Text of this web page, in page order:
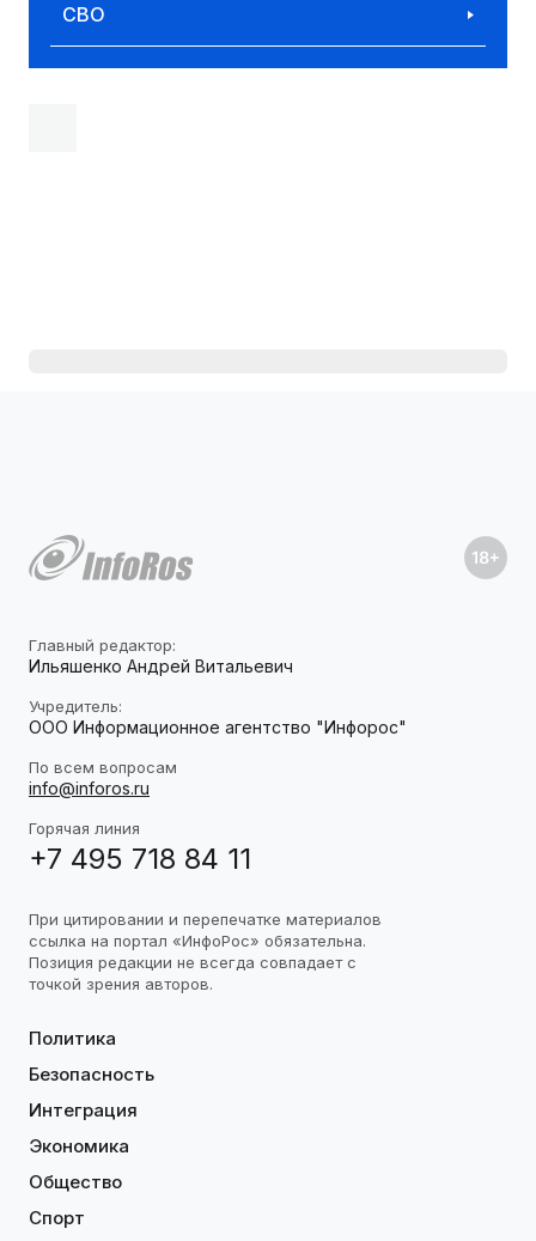
СВО
Главный редактор:
Ильяшенко Андрей Витальевич
Учредитель:
ООО Информационное агентство "Инфорос"
По всем вопросам
info@inforos.ru
Горячая линия
+7 495 718 84 11
При цитировании и перепечатке материалов
ссылка на портал «ИнфоРос» обязательна.
Позиция редакции не всегда совпадает с
точкой зрения авторов.
Политика
Безопасность
Интеграция
Экономика
Общество
Спорт